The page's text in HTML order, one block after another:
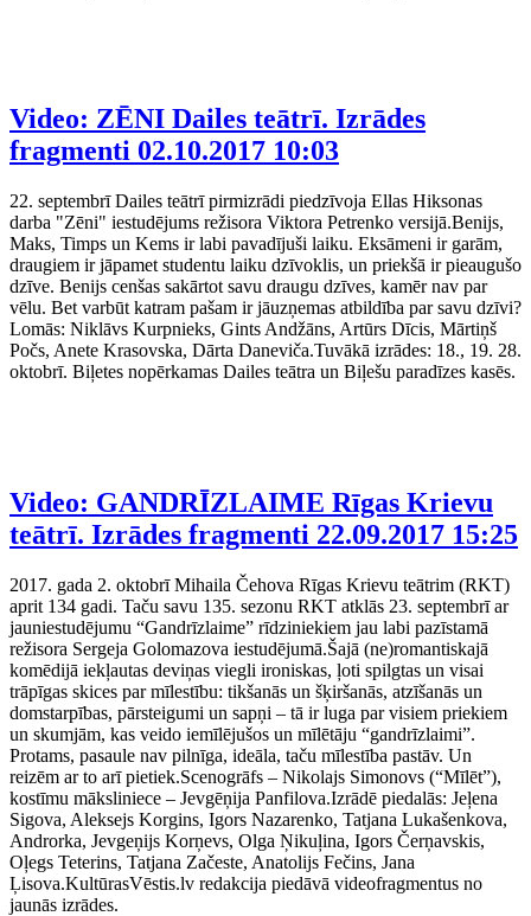
Video: ZĒNI Dailes teātrī. Izrādes
fragmenti 02.10.2017 10:03
22. septembrī Dailes teātrī pirmizrādi piedzīvoja Ellas Hiksonas
darba "Zēni" iestudējums režisora Viktora Petrenko versijā.Benijs,
Maks, Timps un Kems ir labi pavadījuši laiku. Eksāmeni ir garām,
draugiem ir jāpamet studentu laiku dzīvoklis, un priekšā ir pieaugušo
dzīve. Benijs cenšas sakārtot savu draugu dzīves, kamēr nav par
vēlu. Bet varbūt katram pašam ir jāuzņemas atbildība par savu dzīvi?
Lomās: Niklāvs Kurpnieks, Gints Andžāns, Artūrs Dīcis, Mārtiņš
Počs, Anete Krasovska, Dārta Daneviča.Tuvākā izrādes: 18., 19. 28.
oktobrī. Biļetes nopērkamas Dailes teātra un Biļešu paradīzes kasēs.
Video: GANDRĪZLAIME Rīgas Krievu
teātrī. Izrādes fragmenti 22.09.2017 15:25
2017. gada 2. oktobrī Mihaila Čehova Rīgas Krievu teātrim (RKT)
aprit 134 gadi. Taču savu 135. sezonu RKT atklās 23. septembrī ar
jauniestudējumu “Gandrīzlaime” rīdziniekiem jau labi pazīstamā
režisora Sergeja Golomazova iestudējumā.Šajā (ne)romantiskajā
komēdijā iekļautas deviņas viegli ironiskas, ļoti spilgtas un visai
trāpīgas skices par mīlestību: tikšanās un šķiršanās, atzīšanās un
domstarpības, pārsteigumi un sapņi – tā ir luga par visiem priekiem
un skumjām, kas veido iemīlējušos un mīlētāju “gandrīzlaimi”.
Protams, pasaule nav pilnīga, ideāla, taču mīlestība pastāv. Un
reizēm ar to arī pietiek.Scenogrāfs – Nikolajs Simonovs (“Mīlēt”),
kostīmu māksliniece – Jevgēņija Panfilova.Izrādē piedalās: Jeļena
Sigova, Aleksejs Korgins, Igors Nazarenko, Tatjana Lukašenkova,
Androrka, Jevgeņijs Korņevs, Olga Ņikuļina, Igors Čerņavskis,
Oļegs Teterins, Tatjana Začeste, Anatolijs Fečins, Jana
Ļisova.KultūrasVēstis.lv redakcija piedāvā videofragmentus no
jaunās izrādes.